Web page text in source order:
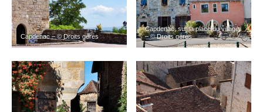
Capdenac – © Droits gérés
Capdenac, sur la place du village
– © Droits gérés